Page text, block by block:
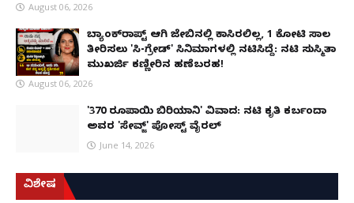
August 06, 2026
ಬ್ಯಾಂಕ್‌ರಾಪ್ಟ್‌ ಆಗಿ ಜೇಬಿನಲ್ಲಿ ಕಾಸಿರಲಿಲ್ಲ, ₹1 ಕೋಟಿ ಸಾಲ
ತೀರಿಸಲು 'ಸಿ-ಗ್ರೇಡ್' ಸಿನಿಮಾಗಳಲ್ಲಿ ನಟಿಸಿದ್ದೆ: ನಟಿ ಸುಸ್ಮಿತಾ
ಮುಖರ್ಜಿ ಕಣ್ಣೀರಿನ ಹಣೆಬರಹ!
August 06, 2026
'370 ರೂಪಾಯಿ ಬಿರಿಯಾನಿ' ವಿವಾದ: ನಟಿ ಕೃತಿ ಕರ್ಬಂದಾ
ಅವರ 'ಸೇವ್ಜ್' ಪೋಸ್ಟ್ ವೈರಲ್
June 14, 2026
ವಿಶೇಷ